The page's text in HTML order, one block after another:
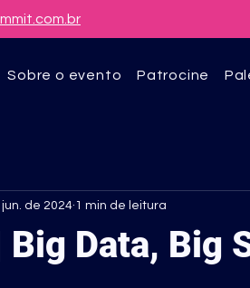
Sobre o evento Patrocine
Big Data, Big
jun. de 2024 1 min de leitura